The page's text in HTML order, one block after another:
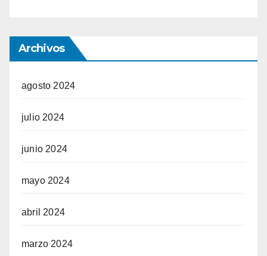
Archivos
agosto 2024
julio 2024
junio 2024
mayo 2024
abril 2024
marzo 2024